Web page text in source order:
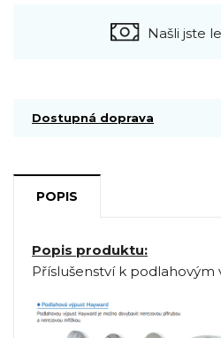
Našli jste
Dostupná doprava
POPIS
Popis produktu:
Příslušenství k podlahovým